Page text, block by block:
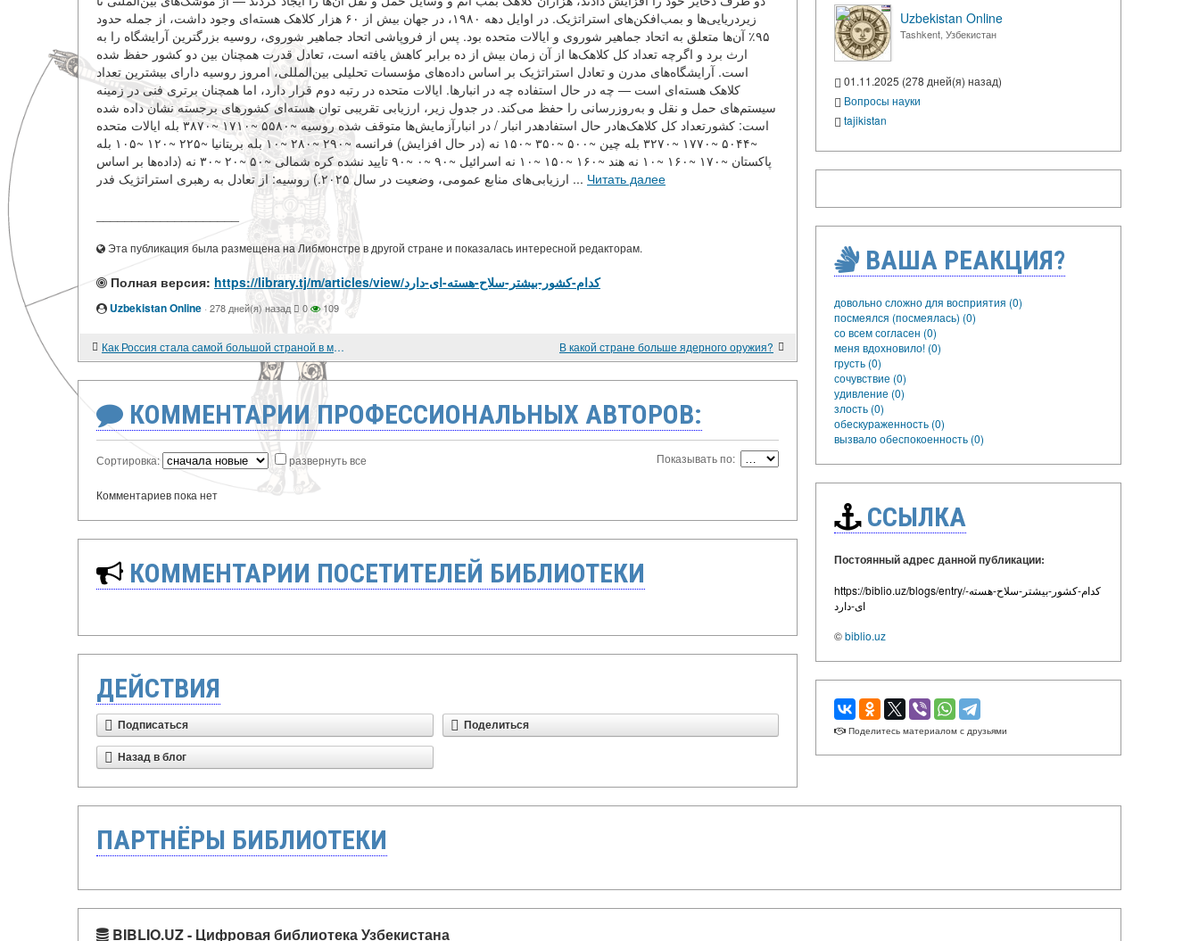
زیردریایی‌ها و بمب‌افکن‌های استراتژیک. در اوایل دهه ۱۹۸۰، در جهان بیش از ۶۰ هزار کلاهک هسته‌ای وجود داشت، از جمله حدود
۹۵٪ آن‌ها متعلق به اتحاد جماهیر شوروی و ایالات متحده بود. پس از فروپاشی اتحاد جماهیر شوروی، روسیه بزرگترین آرایشگاه را به
ارث برد و اگرچه تعداد کل کلاهک‌ها از آن زمان بیش از ده برابر کاهش یافته است، تعادل قدرت همچنان بین دو کشور حفظ شده
است. آرایشگاه‌های مدرن و تعادل استراتژیک بر اساس داده‌های مؤسسات تحلیلی بین‌المللی، امروز روسیه دارای بیشترین تعداد
کلاهک هسته‌ای است — چه در حال استفاده چه در انبارها. ایالات متحده در رتبه دوم قرار دارد، اما همچنان برتری فنی در زمینه
سیستم‌های حمل و نقل و به‌روزرسانی را حفظ می‌کند. در جدول زیر، ارزیابی تقریبی توان هسته‌ای کشورهای برجسته نشان داده شده
است: کشورتعداد کل کلاهک‌هادر حال استفادهدر انبار / در انبارآزمایش‌ها متوقف شده روسیه ~۵۵۸۰ ~۱۷۱۰ ~۳۸۷۰ بله ایالات متحده
~۵۰۴۴ ~۱۷۷۰ ~۳۲۷۰ بله چین ~۵۰۰ ~۳۵۰ ~۱۵۰ نه (در حال افزایش) فرانسه ~۲۹۰ ~۲۸۰ ~۱۰ بله بریتانیا ~۲۲۵ ~۱۲۰ ~۱۰۵ بله
پاکستان ~۱۷۰ ~۱۶۰ ~۱۰ نه هند ~۱۶۰ ~۱۵۰ ~۱۰ نه اسرائیل ~۹۰ ~۰ ~۹۰ تایید نشده کره شمالی ~۵۰ ~۲۰ ~۳۰ نه (داده‌ها بر اساس
ارزیابی‌های منابع عمومی، وضعیت در سال ۲۰۲۵.) روسیه: از تعادل به رهبری استراتژیک فدر ... Читать далее
Эта публикация была размещена на Либмонстре в другой стране и показалась интересной редакторам.
Полная версия: https://library.tj/m/articles/view/کدام-کشور-بیشتر-سلاح-هسته-ای-دارد
Uzbekistan Online · 278 дней(я) назад 0 109
Как Россия стала самой большой страной в мире? В какой стране больше ядерного оружия?
КОММЕНТАРИИ ПРОФЕССИОНАЛЬНЫХ АВТОРОВ:
Сортировка: развернуть все Показывать по:
Комментариев пока нет
КОММЕНТАРИИ ПОСЕТИТЕЛЕЙ БИБЛИОТЕКИ
ДЕЙСТВИЯ
Подписаться Поделиться
Назад в блог
Uzbekistan Online
Tashkent, Узбекистан
01.11.2025 (278 дней(я) назад)
Вопросы науки
tajikistan
ВАША РЕАКЦИЯ?
довольно сложно для восприятия (0)
посмеялся (посмеялась) (0)
со всем согласен (0)
меня вдохновило! (0)
грусть (0)
сочувствие (0)
удивление (0)
злость (0)
обескураженность (0)
вызвало обеспокоенность (0)
ССЫЛКА
Постоянный адрес данной публикации:
https://biblio.uz/blogs/entry/کدام-کشور-بیشتر-سلاح-هسته-
ای-دارد
©biblio.uz
Поделитесь материалом с друзьями
ПАРТНЁРЫ БИБЛИОТЕКИ
BIBLIO.UZ - Цифровая библиотека Узбекистана